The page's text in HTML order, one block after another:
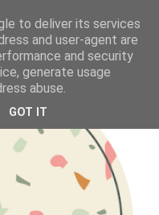
to deliver its services
and user-agent are
and security
generate usage
abuse.
GOT IT